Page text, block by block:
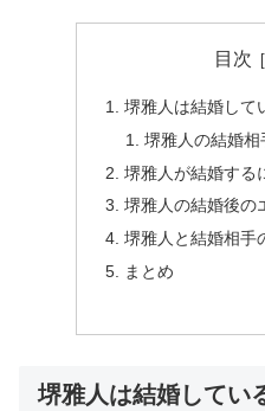
目次
堺雅人は結婚して
堺雅人の結婚相
堺雅人が結婚する
堺雅人の結婚後の
堺雅人と結婚相手
まとめ
堺雅人は結婚してい